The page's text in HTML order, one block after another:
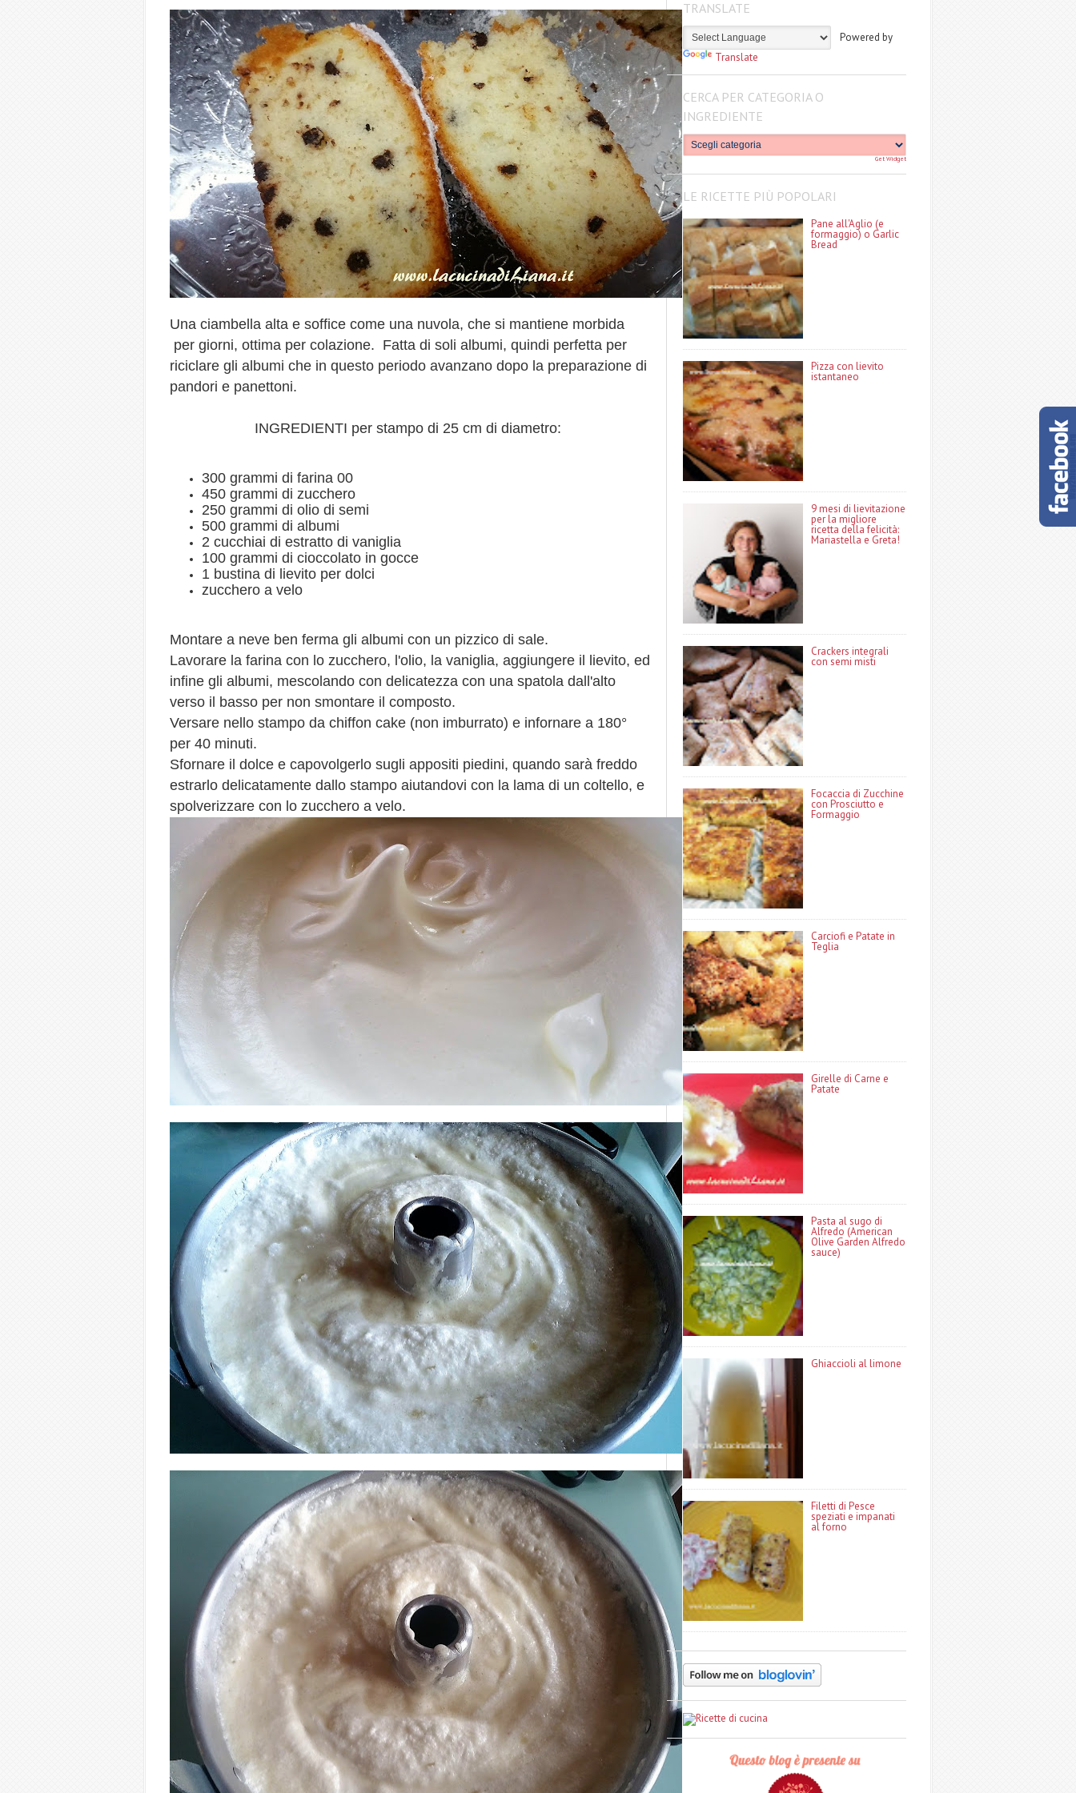
Una ciambella alta e soffice come una nuvola, che si mantiene morbida
per giorni, ottima per colazione. Fatta di soli albumi, quindi perfetta per
riciclare gli albumi che in questo periodo avanzano dopo la preparazione di
pandori e panettoni.
INGREDIENTI per stampo di 25 cm di diametro:
300 grammi di farina 00
450 grammi di zucchero
250 grammi di olio di semi
500 grammi di albumi
2 cucchiai di estratto di vaniglia
100 grammi di cioccolato in gocce
1 bustina di lievito per dolci
zucchero a velo
Montare a neve ben ferma gli albumi con un pizzico di sale.
Lavorare la farina con lo zucchero, l'olio, la vaniglia, aggiungere il lievito, ed
infine gli albumi, mescolando con delicatezza con una spatola dall'alto
verso il basso per non smontare il composto.
Versare nello stampo da chiffon cake (non imburrato) e infornare a 180°
per 40 minuti.
Sfornare il dolce e capovolgerlo sugli appositi piedini, quando sarà freddo
estrarlo delicatamente dallo stampo aiutandovi con la lama di un coltello, e
spolverizzare con lo zucchero a velo.
TRANSLATE
Powered by
Translate
CERCA PER CATEGORIA O
INGREDIENTE
Get Widget
LE RICETTE PIÙ POPOLARI
Pane all'Aglio (e
formaggio) o Garlic
Bread
Pizza con lievito
istantaneo
9 mesi di lievitazione
per la migliore
ricetta della felicità:
Mariastella e Greta!
Crackers integrali
con semi misti
Focaccia di Zucchine
con Prosciutto e
Formaggio
Carciofi e Patate in
Teglia
Girelle di Carne e
Patate
Pasta al sugo di
Alfredo (American
Olive Garden Alfredo
sauce)
Ghiaccioli al limone
Filetti di Pesce
speziati e impanati
al forno